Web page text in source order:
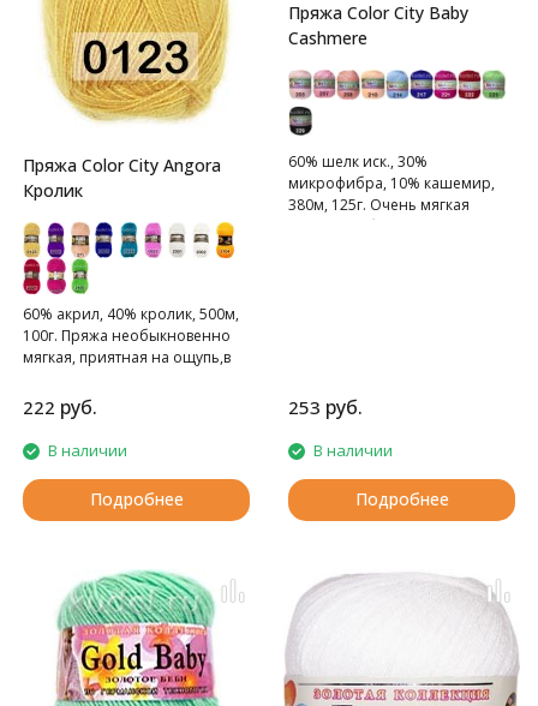
Пряжа Color City Angora
Кролик
60% акрил, 40% кролик, 500м,
100г. Пряжа необыкновенно
мягкая, приятная на ощупь,в
222 руб.
В наличии
Подробнее
Пряжа Color City Baby
Cashmere
60% шелк иск., 30%
микрофибра, 10% кашемир,
380м, 125г. Очень мягкая
пряжа с добавление
253 руб.
В наличии
Подробнее